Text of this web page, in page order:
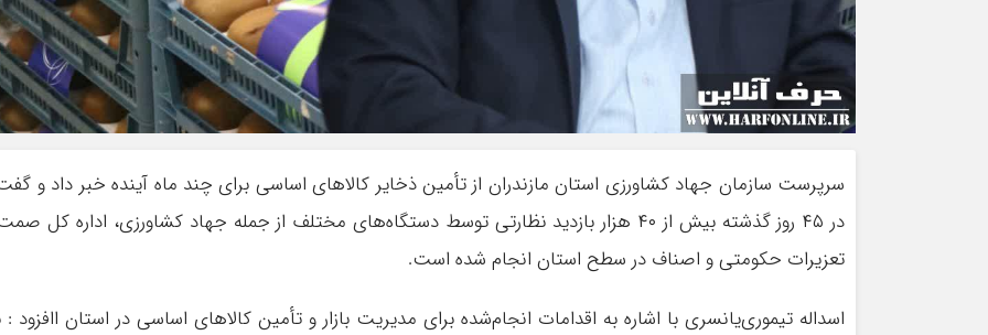
سرپرست سازمان جهاد کشاورزی استان مازندران از تأمین ذخایر کالاهای اساسی برای چند ماه آینده خبر داد و
در ۴۵ روز گذشته بیش از ۴۰ هزار بازدید نظارتی توسط دستگاه‌های مختلف از جمله جهاد کشاورزی، اداره کل
تعزیرات حکومتی و اصناف در سطح استان انجام شده است.
اسداله تیموری‌یانسری با اشاره به اقدامات انجام‌شده برای مدیریت بازار و تأمین کالاهای اساسی در استان اافزود :